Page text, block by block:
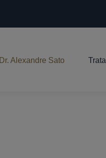
Dr. Alexandre Sato